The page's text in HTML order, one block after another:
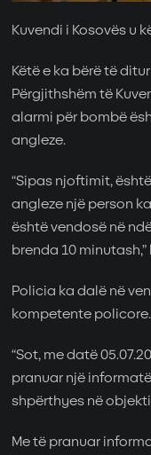
Kuvendi i Kosovës u
Këtë e ka bërë të
Përgjithshëm të
alarmi për bombë
angleze.
“Sipas njoftimit,
angleze një person
është vendosë në
brenda 10
Policia ka dalë në
kompetente policore.
“Sot, me datë
pranuar një
shpërthyes në
Me të pranuar